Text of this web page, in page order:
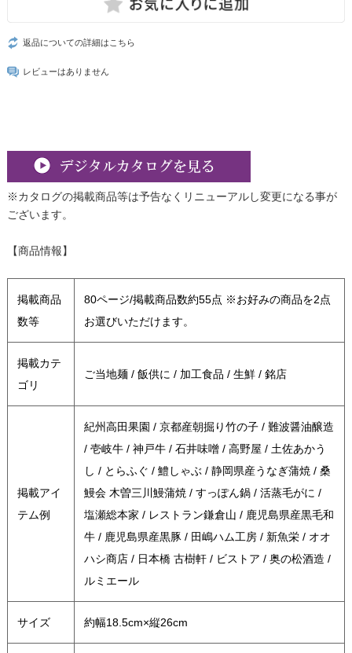
返品についての詳細はこちら
レビューはありません
※カタログの掲載商品等は予告なくリニューアルし変更になる事が
ございます。
【商品情報】
掲載商品
数等
80ページ/掲載商品数約55点 ※お好みの商品を2点
お選びいただけます。
掲載カテ
ゴリ
ご当地麺 / 飯供に / 加工食品 / 生鮮 / 銘店
掲載アイ
テム例
紀州高田果園 / 京都産朝掘り竹の子 / 難波醤油醸造
/ 壱岐牛 / 神戸牛 / 石井味噌 / 高野屋 / 土佐あかう
し / とらふぐ / 鱧しゃぶ / 静岡県産うなぎ蒲焼 / 桑
鰻会 木曽三川鰻蒲焼 / すっぽん鍋 / 活蒸毛がに /
塩瀬総本家 / レストラン鎌倉山 / 鹿児島県産黒毛和
牛 / 鹿児島県産黒豚 / 田嶋ハム工房 / 新魚栄 / オオ
ハシ商店 / 日本橋 古樹軒 / ビストア / 奥の松酒造 /
ルミエール
サイズ 約幅18.5cm×縦26cm